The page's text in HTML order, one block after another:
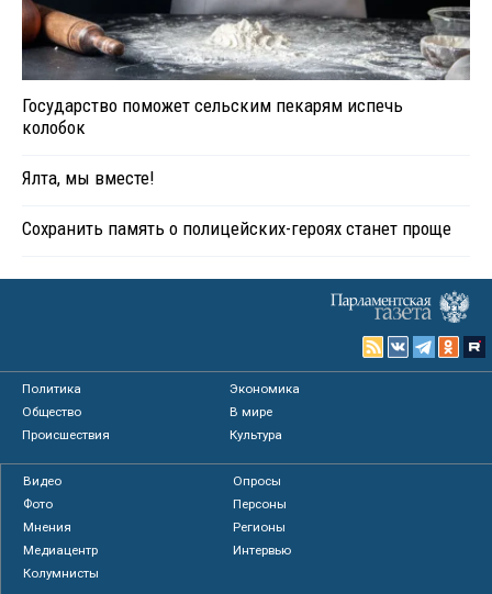
Государство поможет сельским пекарям испечь
колобок
Ялта, мы вместе!
Сохранить память о полицейских-героях станет проще
Политика
Экономика
Общество
В мире
Происшествия
Культура
Видео
Опросы
Фото
Персоны
Мнения
Регионы
Медиацентр
Интервью
Колумнисты